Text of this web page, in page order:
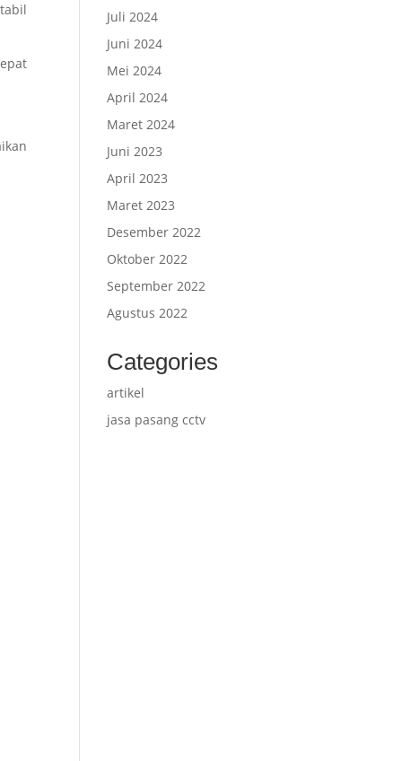
Juli 2024
Juni 2024
Mei 2024
April 2024
Maret 2024
Juni 2023
April 2023
Maret 2023
Desember 2022
Oktober 2022
September 2022
Agustus 2022
Categories
artikel
jasa pasang cctv